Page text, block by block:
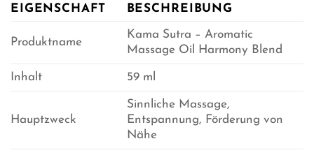
EIGENSCHAFT BESCHREIBUNG
Produktname
Kama Sutra – Aromatic
Massage Oil Harmony Blend
Inhalt 59 ml
Hauptzweck
Sinnliche Massage,
Entspannung, Förderung von
Nähe